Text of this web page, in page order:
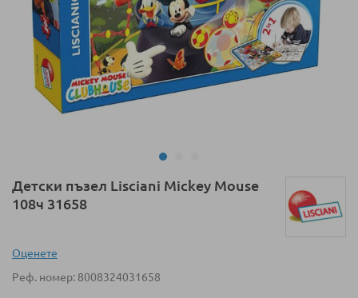
Преминете
към
галерия
снимки
Детски пъзел Lisciani Mickey Mouse
108ч 31658
Оценeте
Реф. номер 8008324031658